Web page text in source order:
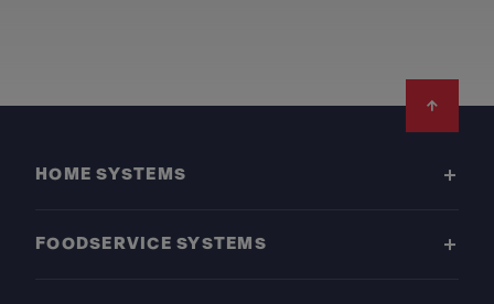
HOME SYSTEMS
FOODSERVICE SYSTEMS